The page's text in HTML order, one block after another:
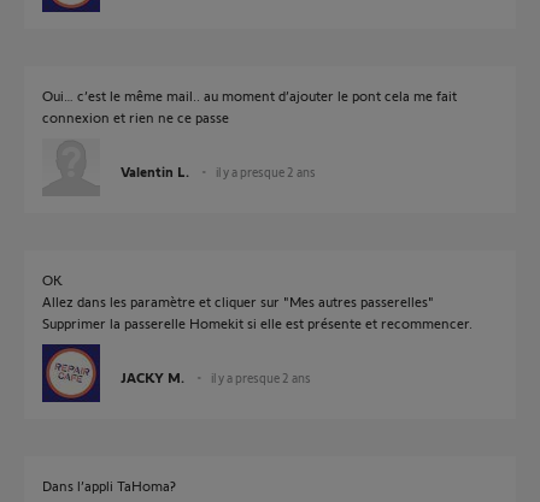
Oui… c’est le même mail.. au moment d’ajouter le pont cela me fait
connexion et rien ne ce passe
Valentin L. il y a presque 2 ans
OK
Allez dans les paramètre et cliquer sur "Mes autres passerelles"
Supprimer la passerelle Homekit si elle est présente et recommencer.
JACKY M. il y a presque 2 ans
Dans l’appli TaHoma?